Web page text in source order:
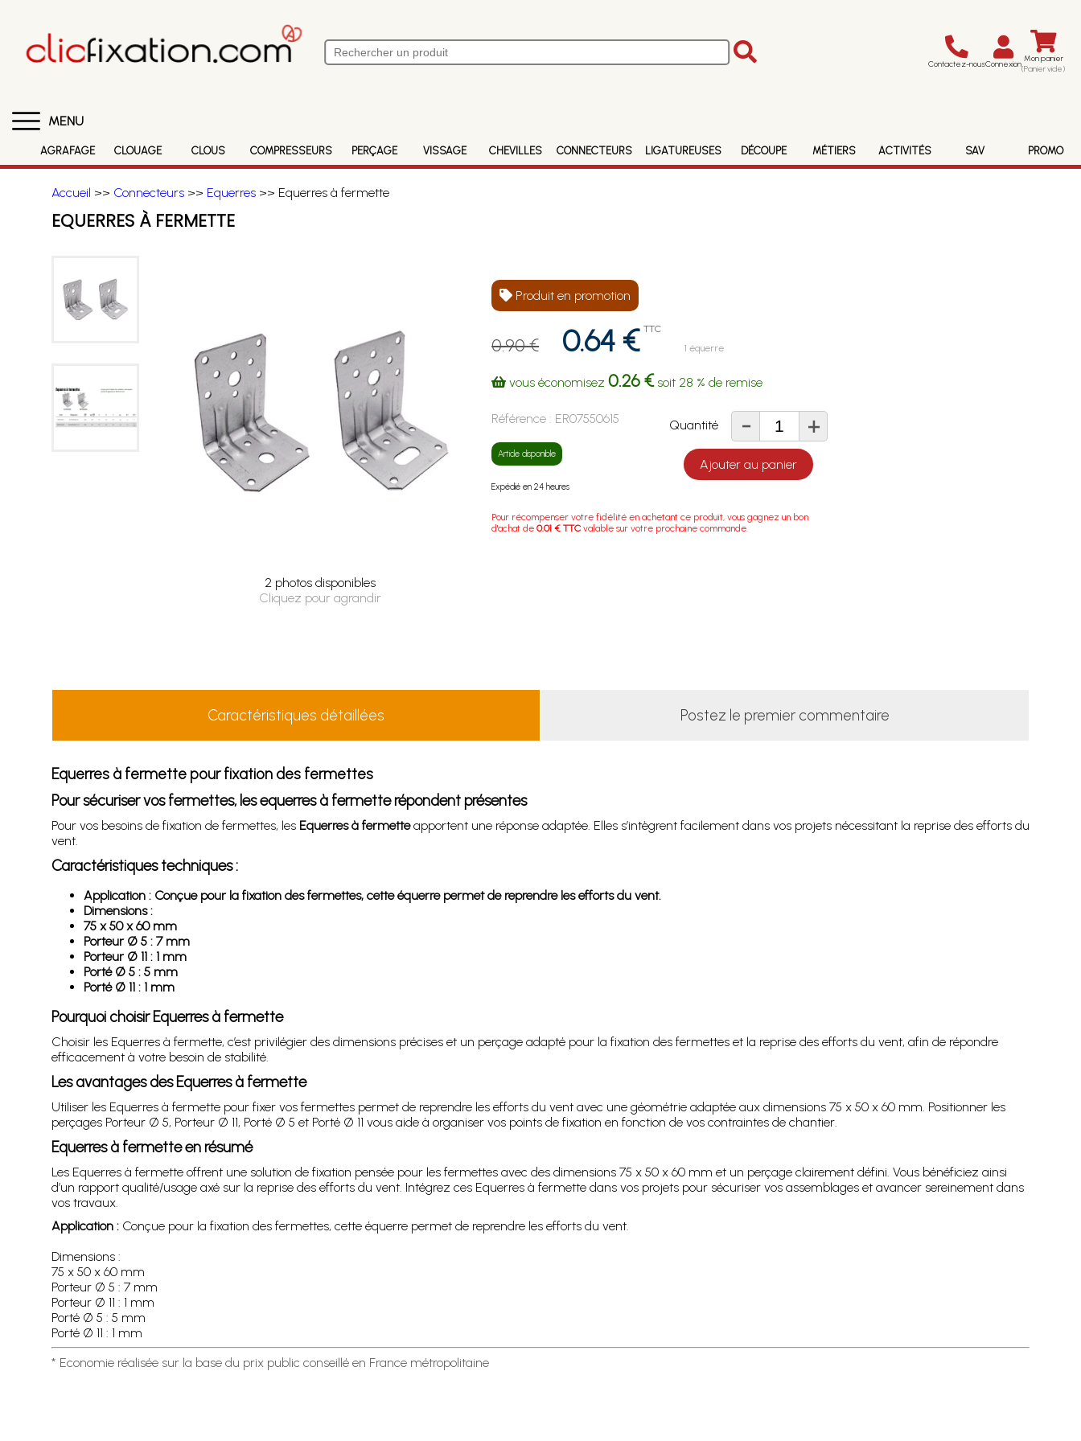
Contactez-nousConnexion Mon panier
(Panier vide)
MENU
AGRAFAGE CLOUAGE CLOUS COMPRESSEURS PERÇAGE VISSAGE CHEVILLES CONNECTEURS LIGATUREUSES DÉCOUPE MÉTIERS ACTIVITÉS SAV PROMO
Accueil >> Connecteurs>> Equerres>> Equerres à fermette
EQUERRES À FERMETTE
2 photos disponibles
Cliquez pour agrandir
Produit en promotion
0.90 € 0.64 € TTC
1 équerre
vous économisez0.26 €soit 28 % de remise
Référence : ER07550615
Article disponible
Expédié en 24 heures
Quantité - +
Ajouter au panier
Pour récompenser votre fidélité en achetant ce produit, vous gagnez un bon
d'achat de0.01 € TTC valable sur votre prochaine commande.
Caractéristiques détaillées Postez le premier commentaire
Equerres à fermette pour fixation des fermettes
Pour sécuriser vos fermettes, les equerres à fermette répondent présentes
Pour vos besoins de fixation de fermettes, les Equerres à fermetteapportent une réponse adaptée. Elles s’intègrent facilement dans vos projets nécessitant la reprise des efforts du
vent.
Caractéristiques techniques :
Application : Conçue pour la fixation des fermettes, cette équerre permet de reprendre les efforts du vent.
Dimensions :
75 x 50 x 60 mm
Porteur Ø 5 : 7 mm
Porteur Ø 11 : 1 mm
Porté Ø 5 : 5 mm
Porté Ø 11 : 1 mm
Pourquoi choisir Equerres à fermette
Choisir les Equerres à fermette, c’est privilégier des dimensions précises et un perçage adapté pour la fixation des fermettes et la reprise des efforts du vent, afin de répondre
efficacement à votre besoin de stabilité.
Les avantages des Equerres à fermette
Utiliser les Equerres à fermette pour fixer vos fermettes permet de reprendre les efforts du vent avec une géométrie adaptée aux dimensions 75 x 50 x 60 mm. Positionner les
perçages Porteur Ø 5, Porteur Ø 11, Porté Ø 5 et Porté Ø 11 vous aide à organiser vos points de fixation en fonction de vos contraintes de chantier.
Equerres à fermette en résumé
Les Equerres à fermette offrent une solution de fixation pensée pour les fermettes avec des dimensions 75 x 50 x 60 mm et un perçage clairement défini. Vous bénéficiez ainsi
d’un rapport qualité/usage axé sur la reprise des efforts du vent. Intégrez ces Equerres à fermette dans vos projets pour sécuriser vos assemblages et avancer sereinement dans
vos travaux.
Application :Conçue pour la fixation des fermettes, cette équerre permet de reprendre les efforts du vent.
Dimensions :
75 x 50 x 60 mm
Porteur Ø 5 : 7 mm
Porteur Ø 11 : 1 mm
Porté Ø 5 : 5 mm
Porté Ø 11 : 1 mm
* Economie réalisée sur la base du prix public conseillé en France métropolitaine